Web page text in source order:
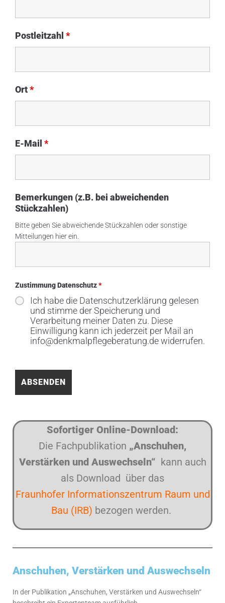
Postleitzahl *
Ort*
E-Mail *
Bemerkungen (z.B. bei abweichenden
Stückzahlen)
Bitte geben Sie abweichende Stückzahlen oder sonstige
Mitteilungen hier ein.
Zustimmung Datenschutz*
Ich habe die Datenschutzerklärung gelesen
und stimme der Speicherung und
Verarbeitung meiner Daten zu. Diese
Einwilligung kann ich jederzeit per Mail an
info@denkmalpflegeberatung.de widerrufen.
Sofortiger Online-Download:
Die Fachpublikation „Anschuhen,
Verstärken und Auswechseln“ kann auch
als Download über das
Fraunhofer Informationszentrum Raum und
Bau (IRB) bezogen werden.
Anschuhen, Verstärken und Auswechseln
In der Publikation „Anschuhen, Verstärken und Auswechseln“